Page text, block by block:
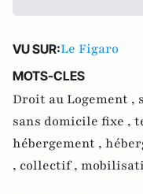
VU SUR:Le Figaro
MOTS-CLES
Droit au Logement ,
sans domicile fixe ,
hébergement ,
, collectif ,